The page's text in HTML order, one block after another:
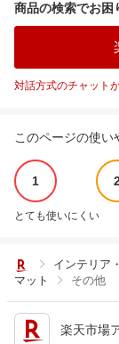
商品の検索でお困
対話方式のチャット
このページの使い
1
とても使いにくい
インテリア
マット
その他
楽天市場